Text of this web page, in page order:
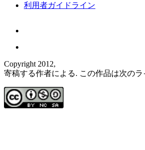
利用者ガイドライン
Copyright 2012,
寄稿する作者による. この作品は次の